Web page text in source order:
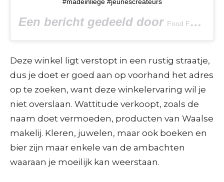
Een bericht gedeeld door Food Fashion Design Wallonia
Deze winkel ligt verstopt in een rustig straatje,
dus je doet er goed aan op voorhand het adres
op te zoeken, want deze winkelervaring wil je
niet overslaan. Wattitude verkoopt, zoals de
naam doet vermoeden, producten van Waalse
makelij. Kleren, juwelen, maar ook boeken en
bier zijn maar enkele van de ambachten
waaraan je moeilijk kan weerstaan.